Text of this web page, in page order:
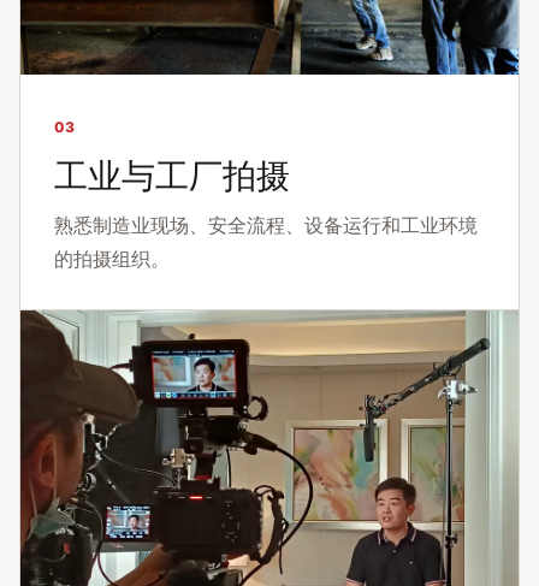
03
工业与工厂拍摄
熟悉制造业现场、安全流程、设备运行和工业环境
的拍摄组织。